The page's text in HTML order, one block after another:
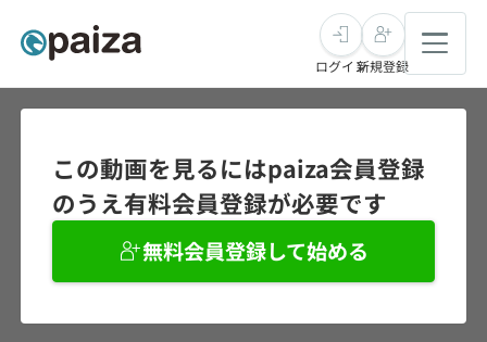
求人検索
インタビュー
転職成功ガイド
未経験転職
インタビュー
学習
ログイン新規登録
この動画を見るにはpaiza会員登録
のうえ有料会員登録が必要です
無料会員登録して始める